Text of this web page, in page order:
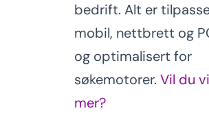
bedrift. Alt er
mobil, nettbrett og
og optimalisert for
søkemotorer. Vil du
mer?